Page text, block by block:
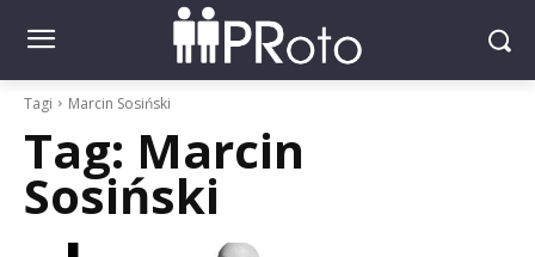
Tagi Marcin Sosiński
Tag: Marcin
Sosiński